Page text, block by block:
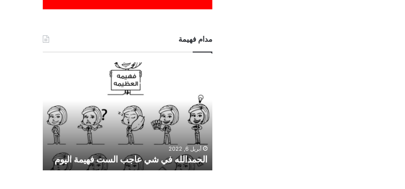
مدام فهيمة
د
ي
أبريل 6, 2022
الحمدالله في شي عاجب الست فهيمة اليوم